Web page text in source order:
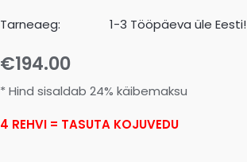
Tarneaeg: 1-3 Tööpäeva üle Eesti!
€194.00
* Hind sisaldab 24% käibemaksu
4 REHVI = TASUTA KOJUVEDU